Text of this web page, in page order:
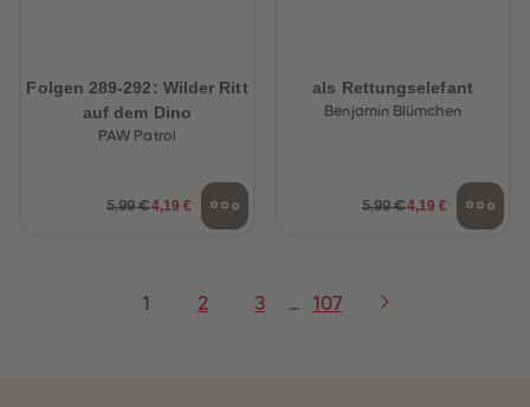
Folgen 289-292: Wilder Ritt
auf dem Dino
PAW Patrol
5,99 €4,19 €
als Rettungselefant
Benjamin Blümchen
5,99 €4,19 €
1 2 3 107